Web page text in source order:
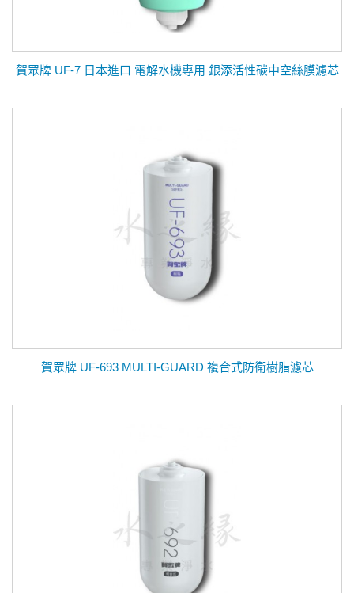
賀眾牌 UF-7 日本進口 電解水機專用 銀添活性碳中空絲膜濾芯
賀眾牌 UF-693 MULTI-GUARD 複合式防衛樹脂濾芯